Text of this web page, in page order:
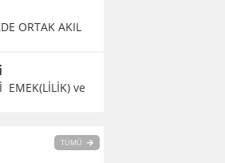
ORTAK AKIL
EMEK(LİLİK) ve
TÜMÜ